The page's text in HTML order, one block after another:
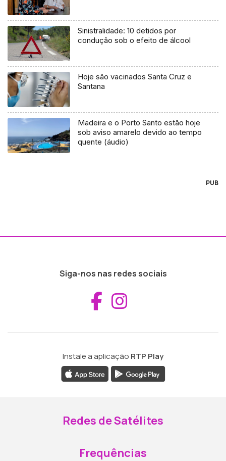
Sinistralidade: 10 detidos por
condução sob o efeito de álcool
Hoje são vacinados Santa Cruz e
Santana
Madeira e o Porto Santo estão hoje
sob aviso amarelo devido ao tempo
quente (áudio)
PUB
Siga-nos nas redes sociais
Aceder ao
Instale a aplicação RTP Play
Redes de Satélites
Frequências